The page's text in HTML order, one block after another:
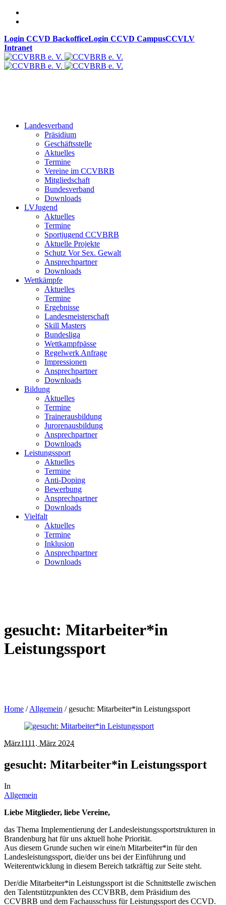
Login CCVD BackofficeLogin CCVD CampusCCVLV
Intranet
Landesverband
Präsidium
Geschäftsstelle
Aktuelles
Termine
Vereine im CCVBRB
Mitgliedschaft
Bundesverband
Downloads
LVJugend
Aktuelles
Termine
Sportjugend CCVBRB
Aktuelle Projekte
Schutz Vor Sex. Gewalt
Ansprechpartner
Downloads
Wettkämpfe
Aktuelles
Termine
Ergebnisse
Landesmeisterschaft
Skill Masters
Bundesliga
Wettkampfpässe
Regelwerk Anfrage
Impressionen
Ansprechpartner
Downloads
Bildung
Aktuelles
Termine
Trainerausbildung
Jurorenausbildung
Ansprechpartner
Downloads
Leistungssport
Aktuelles
Termine
Anti-Doping
Bewerbung
Ansprechpartner
Downloads
Vielfalt
Aktuelles
Termine
Inklusion
Ansprechpartner
Downloads
gesucht: Mitarbeiter*in
Leistungssport
Home /Allgemein / gesucht: Mitarbeiter*in Leistungssport
März1111. März 2024
gesucht: Mitarbeiter*in Leistungssport
In
Allgemein
Liebe Mitglieder, liebe Vereine,
das Thema Implementierung der Landesleistungssportstrukturen in
Brandenburg hat für uns aktuell hohe Priorität.
Aus diesem Grunde suchen wir eine/n Mitarbeiter*in für den
Landesleistungssport, die/der uns bei der Einführung und
Weiterentwicklung in diesem Bereich tatkräftig zur Seite steht.
Der/die Mitarbeiter*in Leistungssport ist die Schnittstelle zwischen
den Talentstützpunkten des CCVBRB, dem Präsidium des
CCVBRB und dem Fachausschuss für Leistungssport des CCVD.